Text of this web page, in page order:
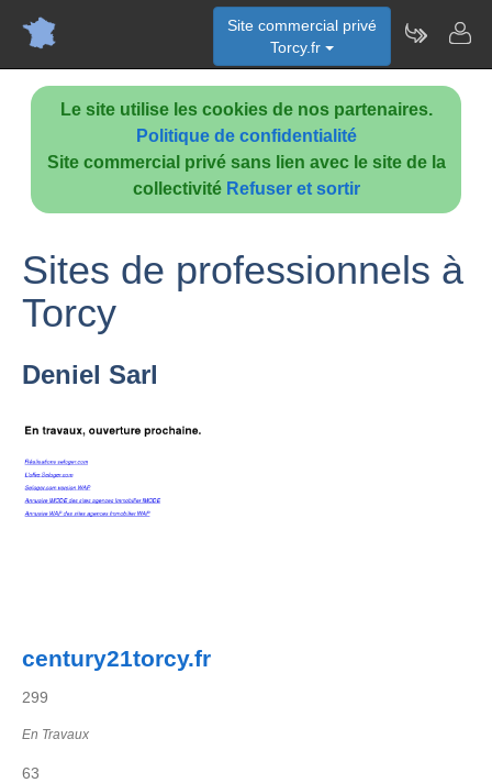
Le site utilise les cookies de nos partenaires.
Politique de confidentialité
Site commercial privé sans lien avec le site de la
collectivité Refuser et sortir
Site commercial privé
Torcy.fr
Sites de professionnels à
Torcy
Deniel Sarl
century21torcy.fr
299
En Travaux
63